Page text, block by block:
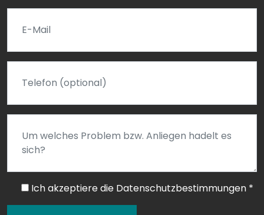
Ich akzeptiere die Datenschutzbestimmungen *